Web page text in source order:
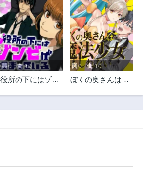
0 10
役所の下にはゾン
0 10
ぼくの奥さんは魔